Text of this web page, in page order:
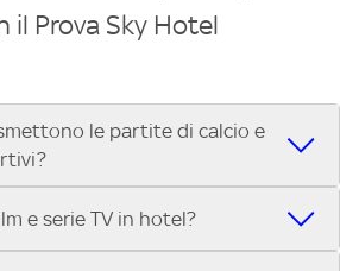
il Prova Sky Hotel
le partite di calcio e
dove poter vedere le partite di Serie A,
e serie TV in hotel?